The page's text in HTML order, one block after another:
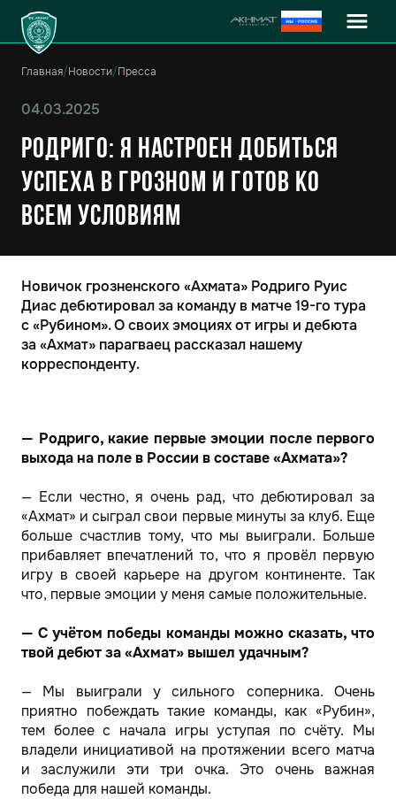
Главная/Новости/Пресса
04.03.2025
Родриго: Я настроен добиться
успеха в Грозном и готов ко
всем условиям
Новичок грозненского «Ахмата» Родриго Руис
Диас дебютировал за команду в матче 19-го тура
с «Рубином». О своих эмоциях от игры и дебюта
за «Ахмат» парагваец рассказал нашему
корреспонденту.
— Родриго, какие первые эмоции после первого
выхода на поле в России в составе «Ахмата»?
— Если честно, я очень рад, что дебютировал за
«Ахмат» и сыграл свои первые минуты за клуб. Еще
больше счастлив тому, что мы выиграли. Больше
прибавляет впечатлений то, что я провёл первую
игру в своей карьере на другом континенте. Так
что, первые эмоции у меня самые положительные.
— С учётом победы команды можно сказать, что
твой дебют за «Ахмат» вышел удачным?
— Мы выиграли у сильного соперника. Очень
приятно побеждать такие команды, как «Рубин»,
тем более с начала игры уступая по счёту. Мы
владели инициативой на протяжении всего матча
и заслужили эти три очка. Это очень важная
победа для нашей команды.